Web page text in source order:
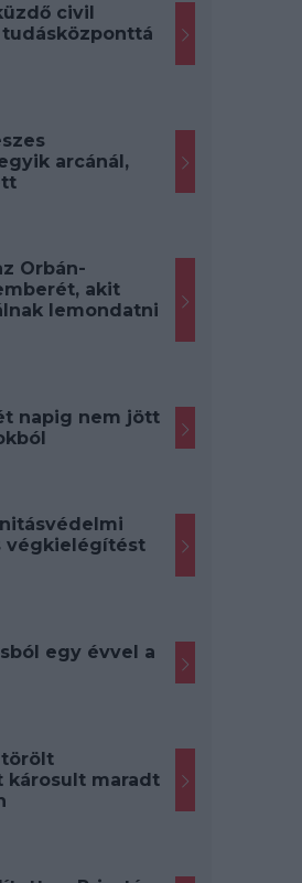
civil
arcánál,
Orbán-
akit
lemondatni
napig nem jött
végkielégítést
egy évvel a
törölt
károsult maradt